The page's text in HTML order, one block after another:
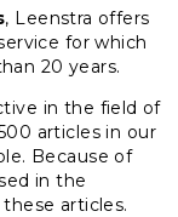
, Leenstra offers
for which
20 years.
in the field of
articles in our
Because of
in the
articles.